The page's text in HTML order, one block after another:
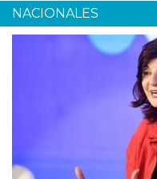
NACIONALES